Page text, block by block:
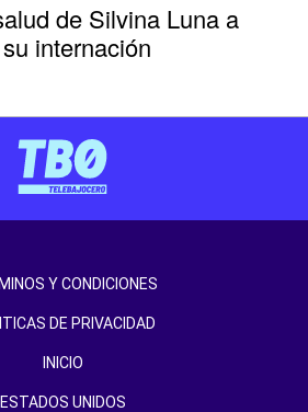
de Silvina Luna a
internación
Y CONDICIONES
DE PRIVACIDAD
INICIO
ESTADOS UNIDOS